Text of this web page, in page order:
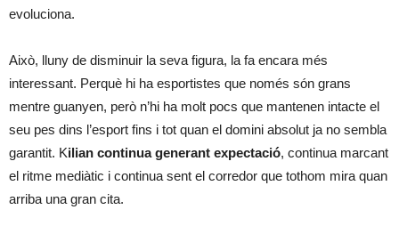
evoluciona.
Això, lluny de disminuir la seva figura, la fa encara més
interessant. Perquè hi ha esportistes que només són grans
mentre guanyen, però n’hi ha molt pocs que mantenen intacte el
seu pes dins l’esport fins i tot quan el domini absolut ja no sembla
garantit. Kilian continua generant expectació, continua marcant
el ritme mediàtic i continua sent el corredor que tothom mira quan
arriba una gran cita.